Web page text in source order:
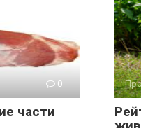
0
части